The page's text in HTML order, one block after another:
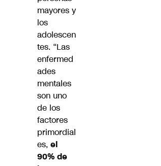
mayores y
los
adolescen
tes. “Las
enfermed
ades
mentales
son uno
de los
factores
primordial
es, el
90% de